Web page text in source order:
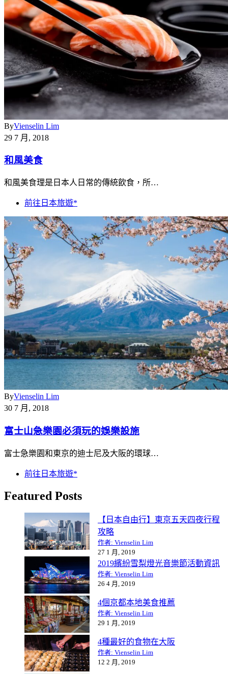
ByVienselin Lim
29 7 月, 2018
和風美食
和風美食理是日本人日常的傳統飲食，所…
前往日本旅遊*
ByVienselin Lim
30 7 月, 2018
富士山急樂園必須玩的娛樂設施
富士急樂園和東京的迪士尼及大阪的環球…
前往日本旅遊*
Featured Posts
【日本自由行】東京五天四夜行程
攻略
作者: Vienselin Lim
27 1 月, 2019
2019繽紛雪梨燈光音樂節活動資訊
作者: Vienselin Lim
26 4 月, 2019
4個京都本地美食推薦
作者: Vienselin Lim
29 1 月, 2019
4種最好的食物在大阪
作者: Vienselin Lim
12 2 月, 2019